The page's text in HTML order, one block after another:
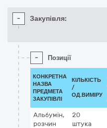
- Закупівля:
- Позиції
КОНКРЕТНА
НАЗВА
ПРЕДМЕТА
ЗАКУПІВЛІ
КІЛЬКІСТЬ
/
ОД.ВИМІРУ
Альбумін,
розчин
20
штука